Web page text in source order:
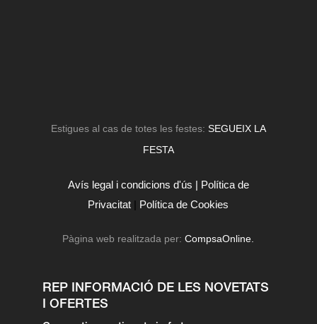
Estigues al cas de totes les festes: SEGUEIX LA
FESTA
Avís legal i condicions d'ús | Política de
Privacitat | Política de Cookies
Pàgina web realitzada per:CompsaOnline.
REP INFORMACIÓ DE LES NOVETATS
I OFERTES